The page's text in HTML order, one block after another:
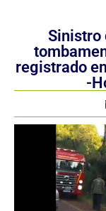
Sinistro
registrado
-